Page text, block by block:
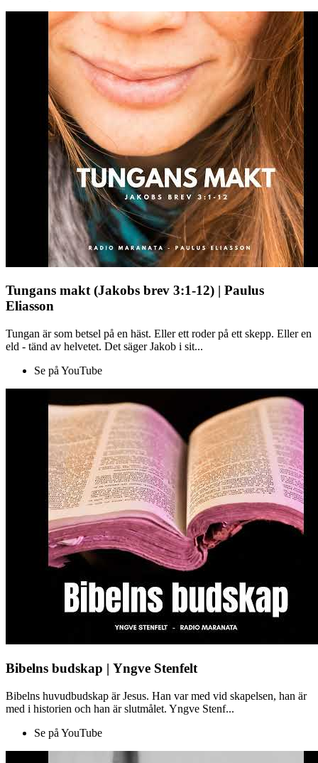
Tungans makt (Jakobs brev 3:1-12) | Paulus
Eliasson
Tungan är som betsel på en häst. Eller ett roder på ett skepp. Eller en
eld - tänd av helvetet. Det säger Jakob i sit...
Se på YouTube
Bibelns budskap | Yngve Stenfelt
Bibelns huvudbudskap är Jesus. Han var med vid skapelsen, han är
med i historien och han är slutmålet. Yngve Stenf...
Se på YouTube